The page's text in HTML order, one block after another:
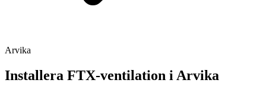
Arvika
Installera FTX-ventilation i Arvika